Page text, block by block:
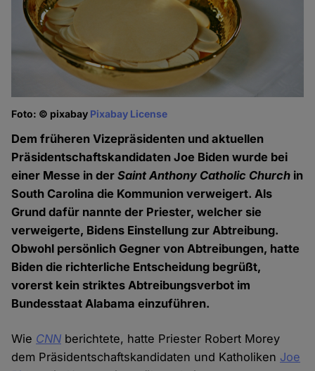
Foto: © pixabay Pixabay License
Dem früheren Vizepräsidenten und aktuellen
Präsidentschaftskandidaten Joe Biden wurde bei
einer Messe in derSaint Anthony Catholic Church in
South Carolina die Kommunion verweigert. Als
Grund dafür nannte der Priester, welcher sie
verweigerte, Bidens Einstellung zur Abtreibung.
Obwohl persönlich Gegner von Abtreibungen, hatte
Biden die richterliche Entscheidung begrüßt,
vorerst kein striktes Abtreibungsverbot im
Bundesstaat Alabama einzuführen.
Wie CNN berichtete, hatte Priester Robert Morey
dem Präsidentschaftskandidaten und Katholiken Joe